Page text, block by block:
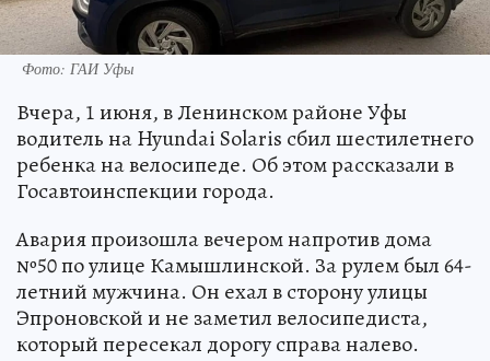
Фото: ГАИ Уфы
Вчера, 1 июня, в Ленинском районе Уфы
водитель на Hyundai Solaris сбил шестилетнего
ребенка на велосипеде. Об этом рассказали в
Госавтоинспекции города.
Авария произошла вечером напротив дома
№50 по улице Камышлинской. За рулем был 64-
летний мужчина. Он ехал в сторону улицы
Эпроновской и не заметил велосипедиста,
который пересекал дорогу справа налево.